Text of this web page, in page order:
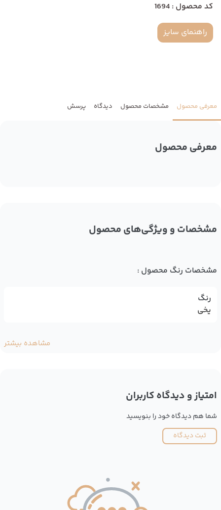
کد محصول : 1694
راهنمای سایز
معرفی محصول مشخصات محصول دیدگاه پرسش
معرفی محصول
مشخصات و ویژگی‌های محصول
مشخصات رنگ محصول :
رنگ
یخی
مشاهده بیشتر
امتیاز و دیدگاه کاربران
شما هم دیدگاه خود را بنویسید
ثبت دیدگاه